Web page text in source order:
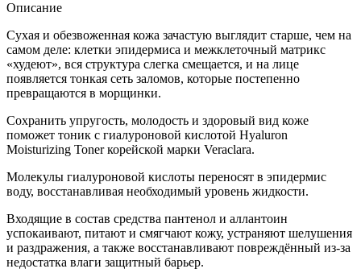
Описание
Сухая и обезвоженная кожа зачастую выглядит старше, чем на
самом деле: клетки эпидермиса и межклеточный матрикс
«худеют», вся структура слегка смещается, и на лице
появляется тонкая сеть заломов, которые постепенно
превращаются в морщинки.
Сохранить упругость, молодость и здоровый вид коже
поможет тоник с гиалуроновой кислотой Hyaluron
Moisturizing Toner корейской марки Veraclara.
Молекулы гиалуроновой кислоты переносят в эпидермис
воду, восстанавливая необходимый уровень жидкости.
Входящие в состав средства пантенол и аллантоин
успокаивают, питают и смягчают кожу, устраняют шелушения
и раздражения, а также восстанавливают повреждённый из-за
недостатка влаги защитный барьер.